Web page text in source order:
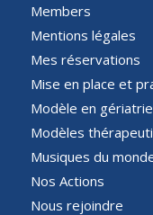
Members
Mentions légales
Mes réservations
Mise en place et
Modèle en gériatrie
Modèles
Musiques du
Nos Actions
Nous rejoindre